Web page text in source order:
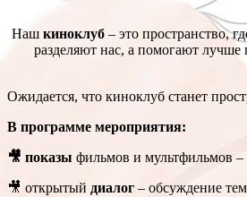
Наш киноклуб – это пространство,
разделяют нас, а помогают лучше
Ожидается, что киноклуб станет
В программе мероприятия:
🎥 показы фильмов и мультфильмов –
🎥 открытый диалог– обсуждение